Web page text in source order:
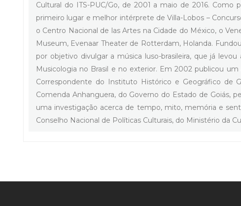
Cultural do ITS-PUC/Go, de 2001 a maio de 2016.
primeiro lugar e melhor intérprete de Villa-Lobos –
o Centro Nacional de las Artes na Cidade do México, o
Museum, Evenaar Theater de Rotterdam, Holanda.
por objetivo divulgar a música luso-brasileira, que já
Musicologia no Brasil e no exterior. Em 2002 publicou
Correspondente do Instituto Histórico e Geográfico de
Comenda Anhanguera, do Governo do Estado de Goiás,
uma investigação acerca de tempo, mito, memória e
Conselho Nacional de Políticas Culturais, do Ministério da